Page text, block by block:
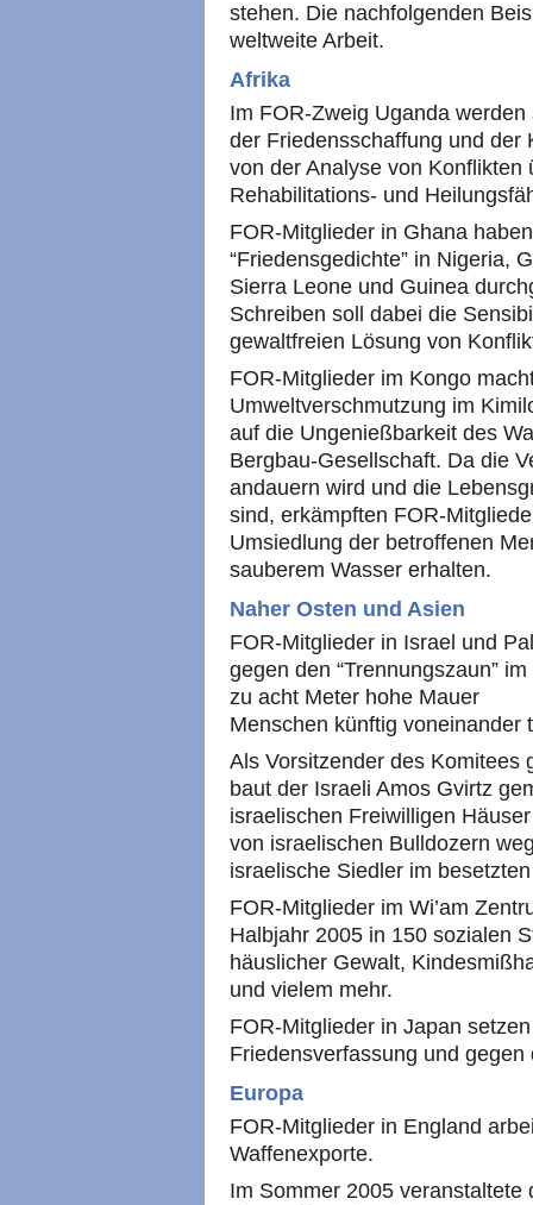
stehen. Die nachfolgenden
weltweite Arbeit.
Afrika
Im FOR-Zweig Uganda
der Friedensschaffung und der
von der Analyse von
Rehabilitations- und
FOR-Mitglieder in Ghana
“Friedensgedichte” in Nigeria,
Sierra Leone und Guinea
Schreiben soll dabei die
gewaltfreien Lösung von
FOR-Mitglieder im Kongo
Umweltverschmutzung im
auf die Ungenießbarkeit des
Bergbau-Gesellschaft. Da die
andauern wird und die
sind, erkämpften FOR-
Umsiedlung der betroffenen
sauberem Wasser erhalten.
Naher Osten und Asien
FOR-Mitglieder in Israel und
gegen den “Trennungszaun”
zu acht Meter hohe Mauer
Menschen künftig voneinander
Als Vorsitzender des Komitees
baut der Israeli Amos Gvirtz
israelischen Freiwilligen
von israelischen Bulldozern
israelische Siedler im
FOR-Mitglieder im Wi’am
Halbjahr 2005 in 150 sozialen
häuslicher Gewalt,
und vielem mehr.
FOR-Mitglieder in Japan
Friedensverfassung und
Europa
FOR-Mitglieder in England
Waffenexporte.
Im Sommer 2005